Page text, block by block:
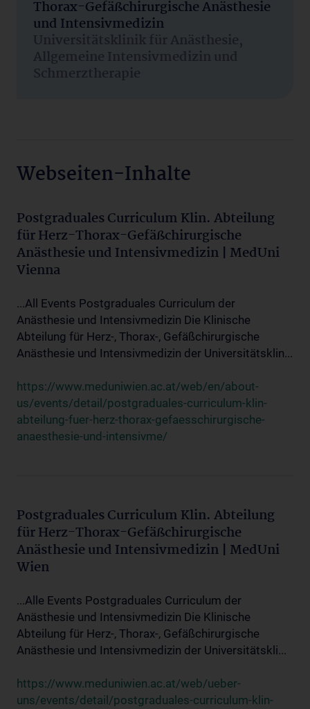
Thorax-Gefäßchirurgische Anästhesie
und Intensivmedizin
Universitätsklinik für Anästhesie,
Allgemeine Intensivmedizin und
Schmerztherapie
Webseiten-Inhalte
Postgraduales Curriculum Klin. Abteilung
für Herz-Thorax-Gefäßchirurgische
Anästhesie und Intensivmedizin | MedUni
Vienna
...All Events Postgraduales Curriculum der
Anästhesie und Intensivmedizin Die Klinische
Abteilung für Herz-, Thorax-, Gefäßchirurgische
Anästhesie und Intensivmedizin der Universitätsklin...
https://www.meduniwien.ac.at/web/en/about-
us/events/detail/postgraduales-curriculum-klin-
abteilung-fuer-herz-thorax-gefaesschirurgische-
anaesthesie-und-intensivme/
Postgraduales Curriculum Klin. Abteilung
für Herz-Thorax-Gefäßchirurgische
Anästhesie und Intensivmedizin | MedUni
Wien
...Alle Events Postgraduales Curriculum der
Anästhesie und Intensivmedizin Die Klinische
Abteilung für Herz-, Thorax-, Gefäßchirurgische
Anästhesie und Intensivmedizin der Universitätskli...
https://www.meduniwien.ac.at/web/ueber-
uns/events/detail/postgraduales-curriculum-klin-